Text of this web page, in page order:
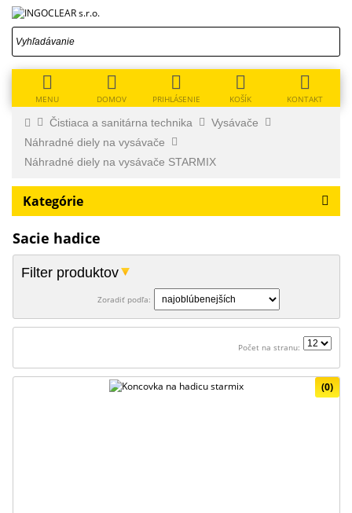
MENU DOMOV PRIHLÁSENIE KOŠÍK KONTAKT
Čistiaca a sanitárna technika
Vysávače
Náhradné diely na vysávače
Náhradné diely na vysávače STARMIX
Kategórie
Sacie hadice
Filter produktov
Zoradiť podľa:
Počet na stranu:
(0)